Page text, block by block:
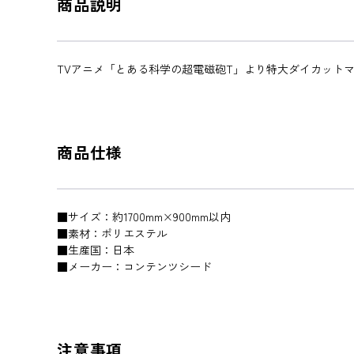
TVアニメ「とある科学の超電磁砲T」より特大ダイカット
商品仕様
■サイズ：約1700mm×900mm以内
■素材：ポリエステル
■生産国：日本
■メーカー：コンテンツシード